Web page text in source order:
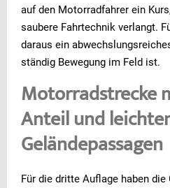
auf den Motorradfahrer ein
saubere Fahrtechnik verlangt.
daraus ein
ständig Bewegung im Feld ist.
Motorradstrecke
Anteil und
Geländepassagen
Für die dritte Auflage haben